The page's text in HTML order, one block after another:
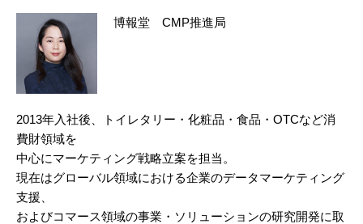
博報堂 CMP推進局
2013年入社後、トイレタリー・化粧品・食品・OTCなど消
費財領域を
中心にマーケティング戦略立案を担当。
現在はグローバル領域における企業のデータマーケティング
支援、
およびコマース領域の事業・ソリューションの研究開発に取